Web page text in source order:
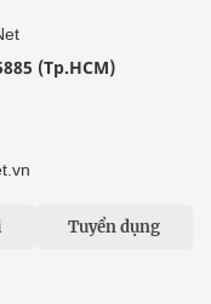
(Tp.HCM)
Tuyển dụng